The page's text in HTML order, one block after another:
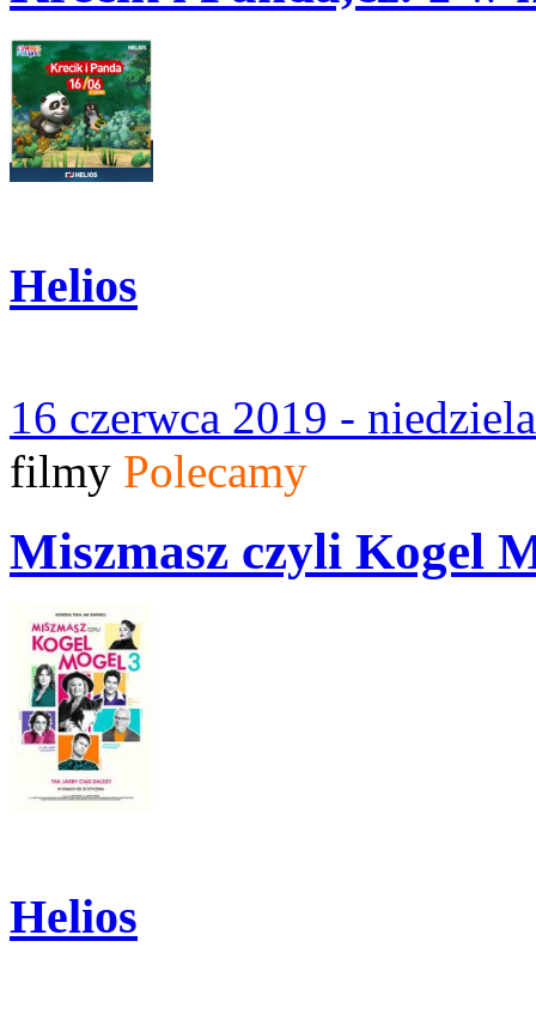
Helios
16 czerwca 2019 -
filmy Polecamy
Miszmasz czyli Kogel
Helios